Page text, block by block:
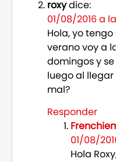
roxydice:
01/08/2016 a
Hola, yo
verano voy a
domingos y
luego al
mal?
Responder
01/08/
Hola